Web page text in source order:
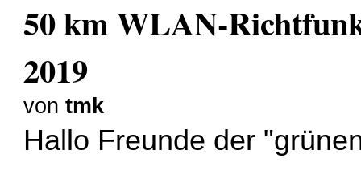
50 km WLAN-
2019
vontmk
Hallo Freunde der